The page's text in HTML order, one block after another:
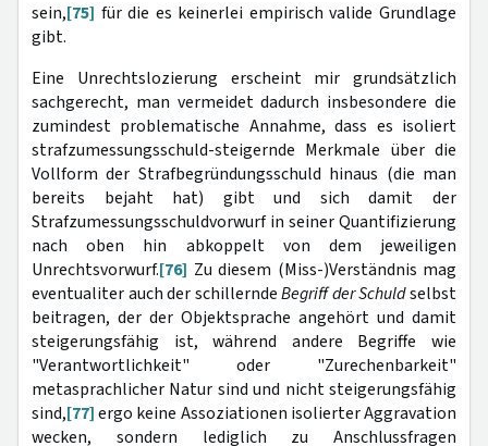
sein,[75] für die es keinerlei empirisch valide Grundlage
gibt.
Eine Unrechtslozierung erscheint mir grundsätzlich
sachgerecht, man vermeidet dadurch insbesondere die
zumindest problematische Annahme, dass es isoliert
strafzumessungsschuld-steigernde Merkmale über die
Vollform der Strafbegründungsschuld hinaus (die man
bereits bejaht hat) gibt und sich damit der
Strafzumessungsschuldvorwurf in seiner Quantifizierung
nach oben hin abkoppelt von dem jeweiligen
Unrechtsvorwurf.[76] Zu diesem (Miss-)Verständnis mag
eventualiter auch der schillerndeBegriff der Schuldselbst
beitragen, der der Objektsprache angehört und damit
steigerungsfähig ist, während andere Begriffe wie
"Verantwortlichkeit" oder "Zurechenbarkeit"
metasprachlicher Natur sind und nicht steigerungsfähig
sind,[77]ergo keine Assoziationen isolierter Aggravation
wecken, sondern lediglich zu Anschlussfragen